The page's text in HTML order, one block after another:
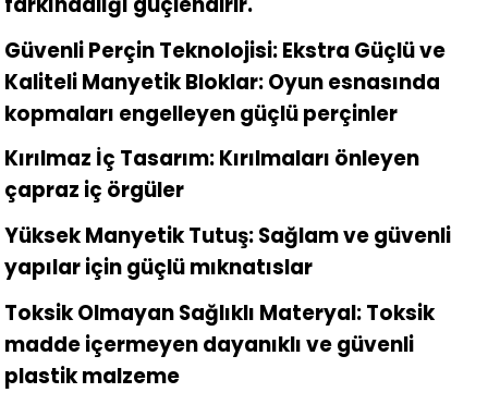
Güvenli Perçin Teknolojisi: Ekstra Güçlü ve
Kaliteli Manyetik Bloklar: Oyun esnasında
kopmaları engelleyen güçlü perçinler
Kırılmaz İç Tasarım: Kırılmaları önleyen
çapraz iç örgüler
Yüksek Manyetik Tutuş: Sağlam ve güvenli
yapılar için güçlü mıknatıslar
Toksik Olmayan Sağlıklı Materyal: Toksik
madde içermeyen dayanıklı ve güvenli
plastik malzeme